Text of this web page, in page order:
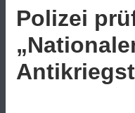
Polizei